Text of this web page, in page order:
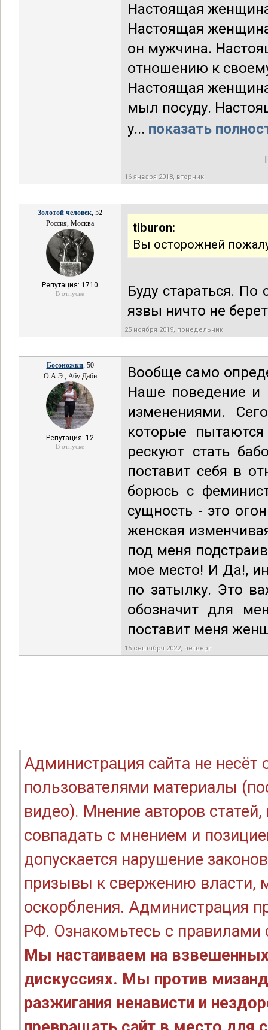
Настоящая
Настоящая
он мужчина.
отношению к
Настоящая
мыл посуду.
у... показать
16 января 2018, вторник
Золотой человек, 52
Россия, Москва
Репутация: 1710
В отпуске
tiburon:
Вы осторожней
Буду стараться.
язвы ничто не
25 ноября 2019, понедельник
Босоножки, 50
О.А.Э., Абу Даби
Репутация: 12
В отпуске
Вообще само
Наше поведение и
изменениями.
которые
рескуют стать
поставит себя в
борюсь с
сущность - это
женская
под меня
мое место! И Да!,
по затылку. Это
обозначит для
поставит меня
15 сентября 2022, четверг
Администрация сайта не
пользователями материалы
видео). Мнение авторов
совпадать с мнением и
допускается нарушение
призывы к свержению власти,
оскорбления. Администрация
РФ. Ознакомьтесь с правилами
Мы настаиваем на
дискуссиях. Мы против
разжигания ненависти и